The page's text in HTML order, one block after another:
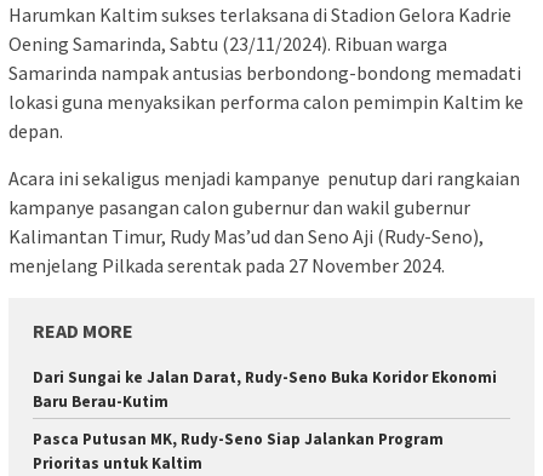
Harumkan Kaltim sukses terlaksana di Stadion Gelora Kadrie
Oening Samarinda, Sabtu (23/11/2024). Ribuan warga
Samarinda nampak antusias berbondong-bondong memadati
lokasi guna menyaksikan performa calon pemimpin Kaltim ke
depan.
Acara ini sekaligus menjadi kampanye penutup dari rangkaian
kampanye pasangan calon gubernur dan wakil gubernur
Kalimantan Timur, Rudy Mas’ud dan Seno Aji (Rudy-Seno),
menjelang Pilkada serentak pada 27 November 2024.
READ MORE
Dari Sungai ke Jalan Darat, Rudy-Seno Buka Koridor Ekonomi
Baru Berau-Kutim
Pasca Putusan MK, Rudy-Seno Siap Jalankan Program
Prioritas untuk Kaltim